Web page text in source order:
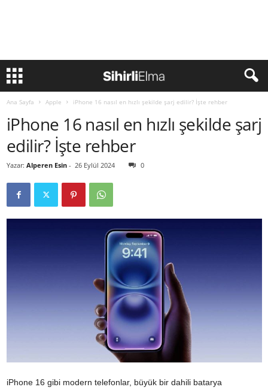
Ana Sayfa Apple iPhone 16 nasıl en hızlı şekilde şarj edilir? İşte rehber
iPhone 16 nasıl en hızlı şekilde şarj
edilir? İşte rehber
Yazar: Alperen Esin - 26 Eylül 2024 0
iPhone 16 gibi modern telefonlar, büyük bir dahili batarya